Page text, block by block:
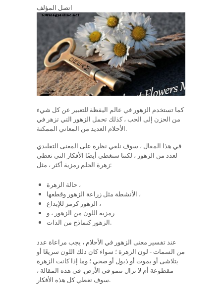
اتصل المؤلف
كما تستخدم الزهور في عالم اليقظة للتعبير عن كل شيء
من الحزن إلى الحب ، كذلك تحمل الزهور التي تزهر في
الأحلام العديد من المعاني الممكنة.
في هذا المقال ، سوف نلقي نظرة على المعنى التقليدي
لعدد من الزهور ، لكننا سنغطي أيضًا الأفكار التي تعطي
زهرة الحلم رمزية أكثر ، مثل:
حالة الزهرة ،
الأنشطة مثل زراعة الزهور وقطعها ،
الزهور كرمز للإبداع ،
رمزية اللون من الزهور ، و
الزهور كنماذج من الذات.
عند تفسير معنى الزهور في الأحلام ، يجب مراعاة عدد
من السمات - لون الزهرة ؛ سواء كان ذلك اللون سريعًا أو
يتلاشى أو يموت أو ذبول أو صحي ؛ وما إذا كانت الزهرة
مقطوعة أم لا تزال تنمو في الأرض. في هذه المقالة ،
سوف نغطي كل هذه الأفكار.